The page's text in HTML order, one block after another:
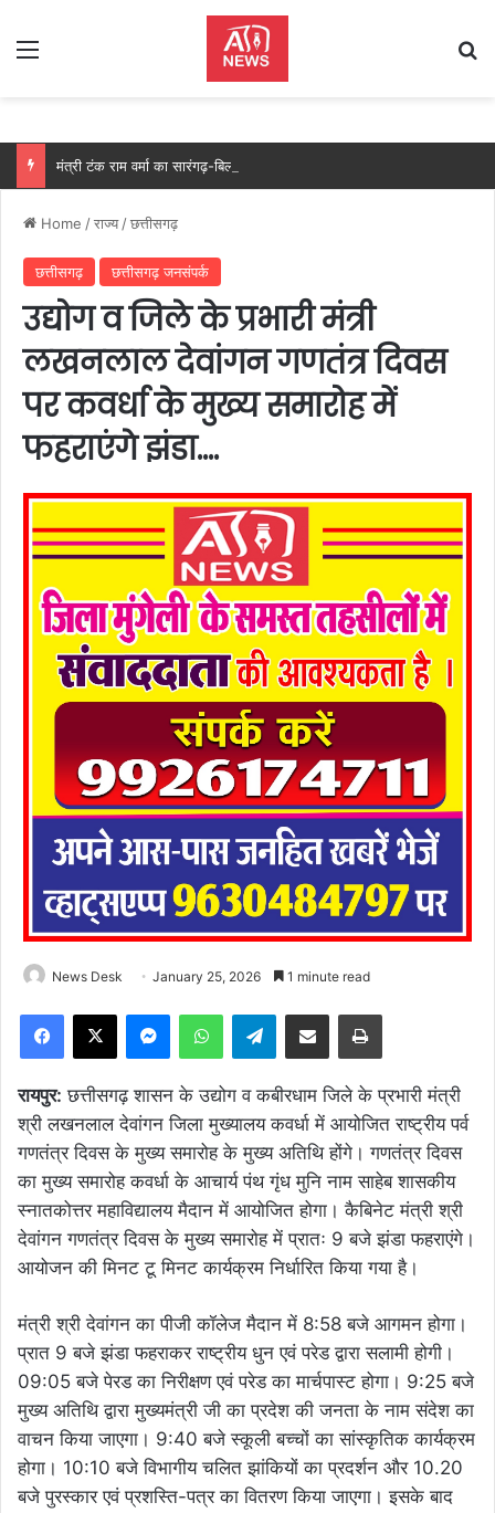
Menu
Home /राज्य /छत्तीसगढ़
छत्तीसगढ़ छत्तीसगढ़ जनसंपर्क
उद्योग व जिले के प्रभारी मंत्री
लखनलाल देवांगन गणतंत्र दिवस
पर कवर्धा के मुख्य समारोह में
फहराएंगे झंडा….
News Desk January 25, 2026 1 minute read
Facebook
X MessengerWhatsAppTelegramShare via Email Print
रायपुर: छत्तीसगढ़ शासन के उद्योग व कबीरधाम जिले के प्रभारी मंत्री
श्री लखनलाल देवांगन जिला मुख्यालय कवर्धा में आयोजित राष्ट्रीय पर्व
गणतंत्र दिवस के मुख्य समारोह के मुख्य अतिथि होंगे। गणतंत्र दिवस
का मुख्य समारोह कवर्धा के आचार्य पंथ गृंध मुनि नाम साहेब शासकीय
स्नातकोत्तर महाविद्यालय मैदान में आयोजित होगा। कैबिनेट मंत्री श्री
देवांगन गणतंत्र दिवस के मुख्य समारोह में प्रातः 9 बजे झंडा फहराएंगे।
आयोजन की मिनट टू मिनट कार्यक्रम निर्धारित किया गया है।
मंत्री श्री देवांगन का पीजी कॉलेज मैदान में 8:58 बजे आगमन होगा।
प्रात 9 बजे झंडा फहराकर राष्ट्रीय धुन एवं परेड द्वारा सलामी होगी।
09:05 बजे पेरड का निरीक्षण एवं परेड का मार्चपास्ट होगा। 9:25 बजे
मुख्य अतिथि द्वारा मुख्यमंत्री जी का प्रदेश की जनता के नाम संदेश का
वाचन किया जाएगा। 9:40 बजे स्कूली बच्चों का सांस्कृतिक कार्यक्रम
होगा। 10:10 बजे विभागीय चलित झांकियों का प्रदर्शन और 10.20
बजे पुरस्कार एवं प्रशस्ति-पत्र का वितरण किया जाएगा। इसके बाद